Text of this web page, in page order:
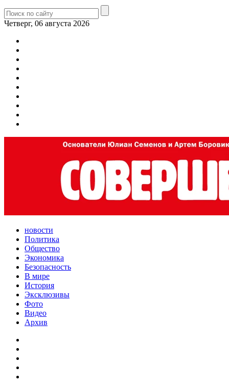
Четверг, 06 августа 2026
новости
Политика
Общество
Экономика
Безопасность
В мире
История
Эксклюзивы
Фото
Видео
Архив